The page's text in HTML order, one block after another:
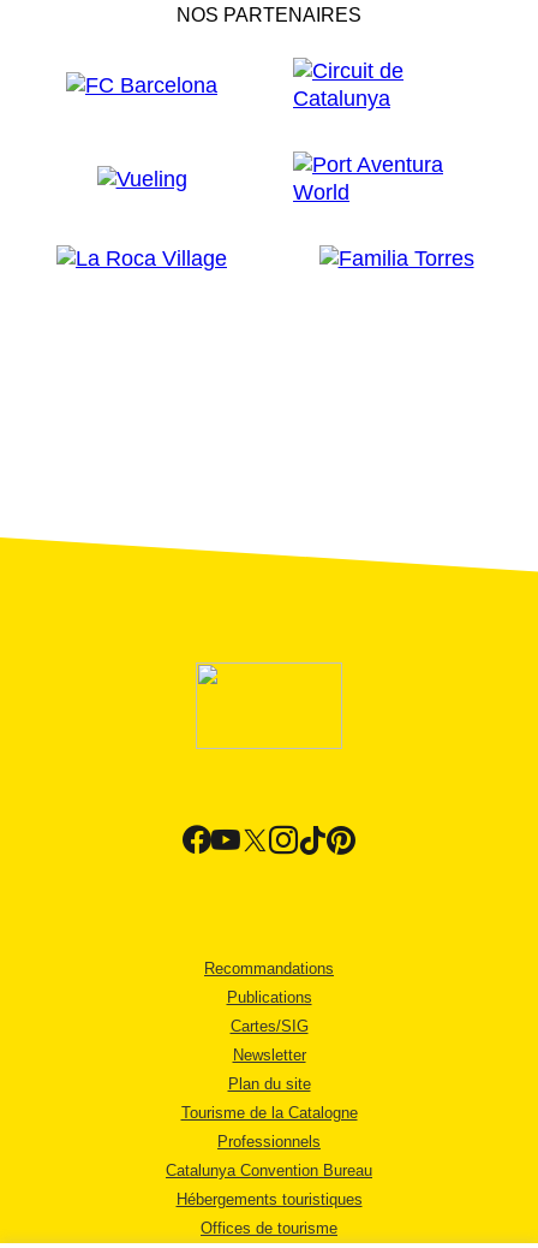
NOS PARTENAIRES
Recommandations
Publications
Cartes/SIG
Newsletter
Plan du site
Tourisme de la Catalogne
Professionnels
Catalunya Convention Bureau
Hébergements touristiques
Offices de tourisme